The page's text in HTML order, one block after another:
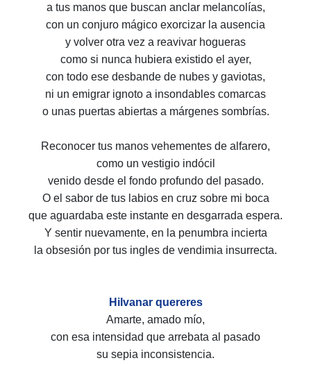
a tus manos que buscan anclar melancolías,
con un conjuro mágico exorcizar la ausencia
y volver otra vez a reavivar hogueras
como si nunca hubiera existido el ayer,
con todo ese desbande de nubes y gaviotas,
ni un emigrar ignoto a insondables comarcas
o unas puertas abiertas a márgenes sombrías.
Reconocer tus manos vehementes de alfarero,
como un vestigio indócil
venido desde el fondo profundo del pasado.
O el sabor de tus labios en cruz sobre mi boca
que aguardaba este instante en desgarrada espera.
Y sentir nuevamente, en la penumbra incierta
la obsesión por tus ingles de vendimia insurrecta.
Hilvanar quereres
Amarte, amado mío,
con esa intensidad que arrebata al pasado
su sepia inconsistencia.